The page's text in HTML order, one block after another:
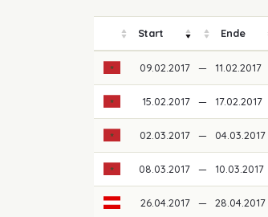
Start Ende
09.02.2017 — 11.02.2017
15.02.2017 — 17.02.2017
02.03.2017 — 04.03.2017
08.03.2017 — 10.03.2017
26.04.2017 — 28.04.2017